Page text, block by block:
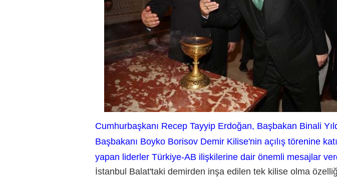
Cumhurbaşkanı Recep Tayyip Erdoğan, Başbakan Binali
Başbakanı Boyko Borisov Demir Kilise'nin açılış törenine
yapan liderler Türkiye-AB ilişkilerine dair önemli mesajlar
İstanbul Balat'taki demirden inşa edilen tek kilise olma